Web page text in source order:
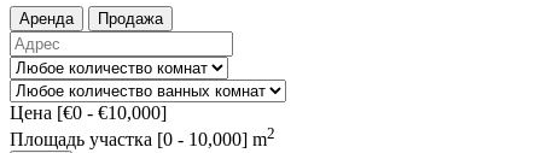
Аренда Продажа
Цена [€0 - €10,000]
Площадь участка [0 - 10,000] m2